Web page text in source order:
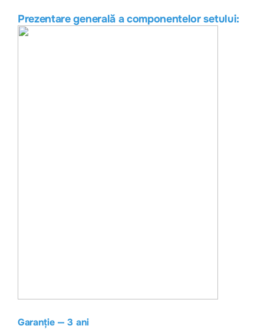
Prezentare generală a componentelor setului:
Garanție — 3 ani